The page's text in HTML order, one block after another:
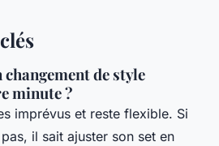
de style
minute ?
imprévus et reste flexible. Si
il sait ajuster son set en